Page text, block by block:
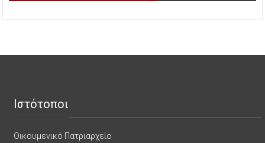
Ιστότοποι
Οικουμενικό Πατριαρχείο